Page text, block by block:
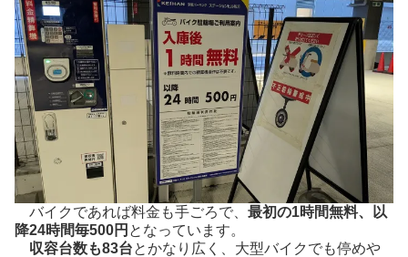
バイクであれば料金も手ごろで、 最初の1時間無料、以
降24時間毎500円 となっています。
収容台数も83台とかなり広く、大型バイクでも停めや